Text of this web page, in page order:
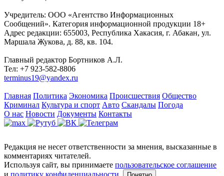
Учредитель: ООО «Агентство Информационных
Сообщений». Категория информационной продукции 18+
Адрес редакции: 655003, Республика Хакасия, г. Абакан, ул.
Маршала Жукова, д. 88, кв. 104.
Главный редактор Бортников А.Л.
Тел: +7 923-582-8806
terminus19@yandex.ru
Главная Политика Экономика Происшествия Общество
Криминал Культура и спорт Авто Скандалы Погода
О нас Новости Документы Контакты
Редакция не несет ответственности за мнения, высказанные в
комментариях читателей.
Используя сайт, вы принимаете пользовательское соглашение
и политику конфиденциальности